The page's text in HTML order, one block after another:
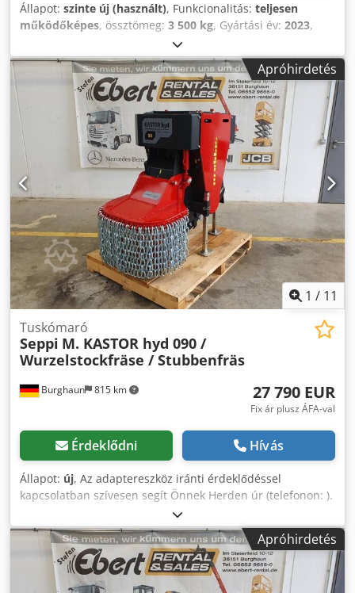
Állapot: szinte új (használt), Funkcionalitás: teljesen
működőképes, össztömeg: 3 500 kg, Gyártási év: 2023,
, 3 darab elérhető Méretek: 4.284 x 1.100 x
1.903 mm (H x Sz x M) Üzemi tömeg teljes felszereltséggel:
3.500 kg Csdoyyigmopfx Al Tjrf Sebességváltó:
hidrosztatikus Motor teljesítménye: 54,6 kW Motor: Kubota
V3307 CR-T EW03 Ásási teljesítmény: 50–500 m/h
Munkamélység: 200–630 mm Munkaszélesség: 80–140 mm
Irányítás: Távirányítás arányos szervovezérléssel (PPC)
Apróhirdetés
1 / 11
Burghaun 815 km
Tuskómaró
Seppi M. KASTOR hyd 090 /
Wurzelstockfräse / Stubbenfräs
27 790 EUR
Fix ár plusz ÁFA-val
Érdeklődni Hívás
Állapot: új, Az adaptereszköz iránti érdeklődéssel
kapcsolatban szívesen segít Önnek Herden úr (telefonon: ).
Seppi M. KASTOR hyd to / gyökérmaró / tuskómaró / ÚJ /
raktáron, azonnal elérhető Ár: 27.790,00 € nettó / 33.070,10
€ bruttó - Marótárcsa szélessége: 0,11 m - Marótárcsa
átmérője: 0,90 m - Teljes szélesség: 0,88 m - Hosszúság:
1,80 m - Magasság: 1,30 m - Súly: 868 kg - Baggerre
Apróhirdetés